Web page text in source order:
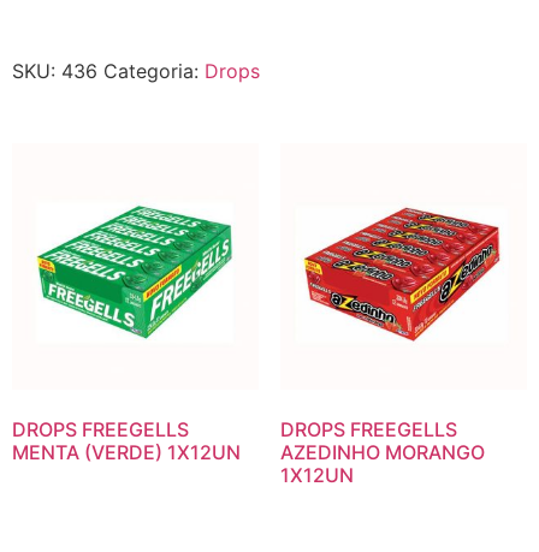
SKU: 436 Categoria: Drops
DROPS FREEGELLS
MENTA (VERDE) 1X12UN
DROPS FREEGELLS
AZEDINHO MORANGO
1X12UN